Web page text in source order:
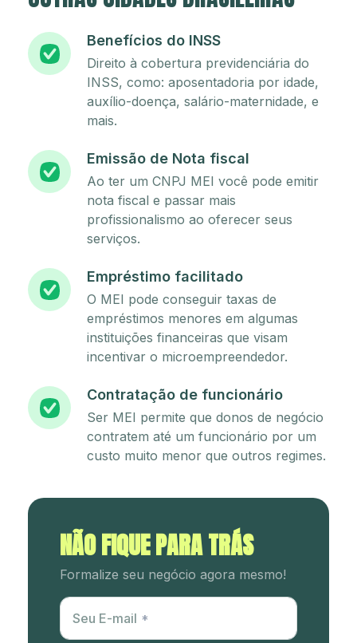
Benefícios do INSS
Direito à cobertura previdenciária do
INSS, como: aposentadoria por idade,
auxílio-doença, salário-maternidade, e
mais.
Emissão de Nota fiscal
Ao ter um CNPJ MEI você pode emitir
nota fiscal e passar mais
profissionalismo ao oferecer seus
serviços.
Empréstimo facilitado
O MEI pode conseguir taxas de
empréstimos menores em algumas
instituições financeiras que visam
incentivar o microempreendedor.
Contratação de funcionário
Ser MEI permite que donos de negócio
contratem até um funcionário por um
custo muito menor que outros regimes.
NÃO FIQUE PARA TRÁS
Formalize seu negócio agora mesmo!
Utm Content
Seu E-mail